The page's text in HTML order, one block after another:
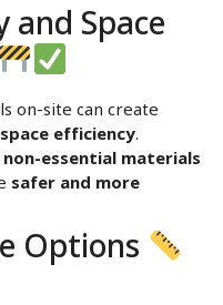
and Space
on-site can create
efficiency.
essential materials
safer and more
Options